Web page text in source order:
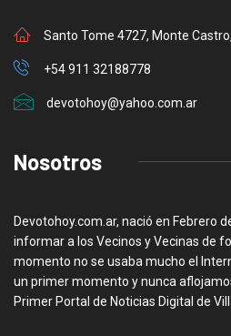
Santo Tome 4727, Monte
+54 911 32188778
devotohoy@yahoo.com.ar
Nosotros
Devotohoy.com.ar, nació en Febrero
informar a los Vecinos y Vecinas de
momento no se usaba mucho el
un primer momento y nunca
Primer Portal de Noticias Digital de